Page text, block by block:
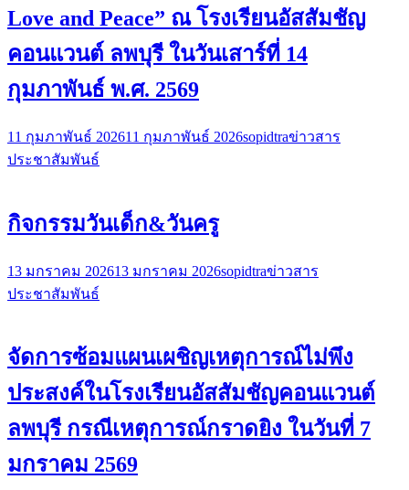
Love and Peace” ณ โรงเรียนอัสสัมชัญ
คอนแวนต์ ลพบุรี ในวันเสาร์ที่ 14
กุมภาพันธ์ พ.ศ. 2569
11 กุมภาพันธ์ 202611 กุมภาพันธ์ 2026sopidtraข่าวสาร
ประชาสัมพันธ์
กิจกรรมวันเด็ก&วันครู
13 มกราคม 202613 มกราคม 2026sopidtraข่าวสาร
ประชาสัมพันธ์
จัดการซ้อมแผนเผชิญเหตุการณ์ไม่พึง
ประสงค์ในโรงเรียนอัสสัมชัญคอนแวนต์
ลพบุรี กรณีเหตุการณ์กราดยิง ในวันที่ 7
มกราคม 2569